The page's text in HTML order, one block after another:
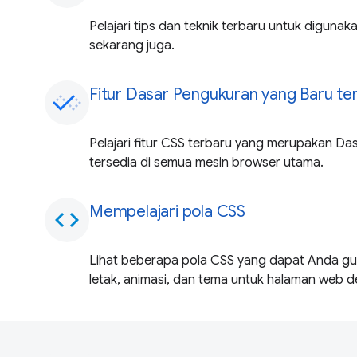
Pelajari tips dan teknik terbaru untuk
sekarang juga.
Fitur Dasar Pengukuran yang Baru
Pelajari fitur CSS terbaru yang merupakan
tersedia di semua mesin browser utama.
code Mempelajari pola CSS
Lihat beberapa pola CSS yang dapat Anda
letak, animasi, dan tema untuk halaman web